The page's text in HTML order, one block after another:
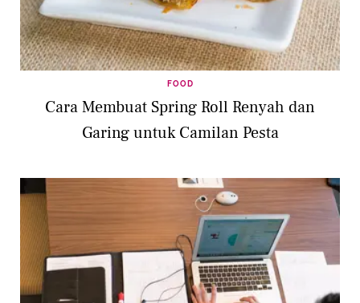
FOOD
Cara Membuat Spring Roll Renyah dan
Garing untuk Camilan Pesta